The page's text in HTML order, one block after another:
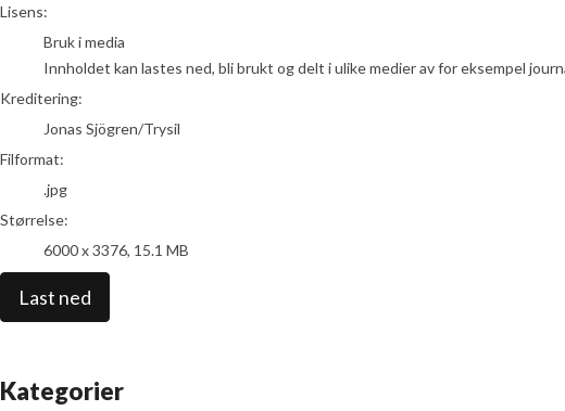
Jonas Sjögren/Trysil
Lisens:
Bruk i media
Innholdet kan lastes ned, bli brukt og delt i ulike medier av for eksempel
Kreditering:
Jonas Sjögren/Trysil
Filformat:
.jpg
Størrelse:
6000 x 3376, 15.1 MB
Last ned
Kategorier